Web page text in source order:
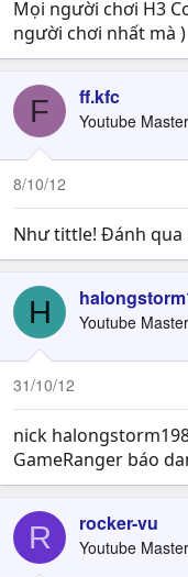
Mọi người chơi H3
người chơi nhất mà )
F ff.kfc
Youtube
8/10/12
Như tittle! Đánh qua
H Youtube
31/10/12
nick
GameRanger báo
R rocker-vu
Youtube